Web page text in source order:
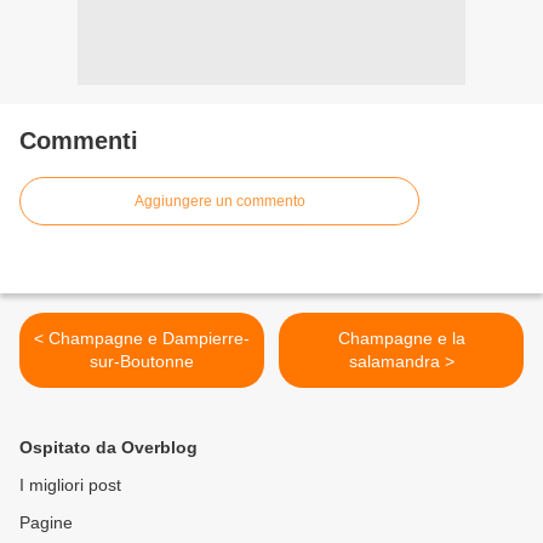
Commenti
Aggiungere un commento
< Champagne e Dampierre-
sur-Boutonne
Champagne e la
salamandra >
Ospitato da Overblog
I migliori post
Pagine